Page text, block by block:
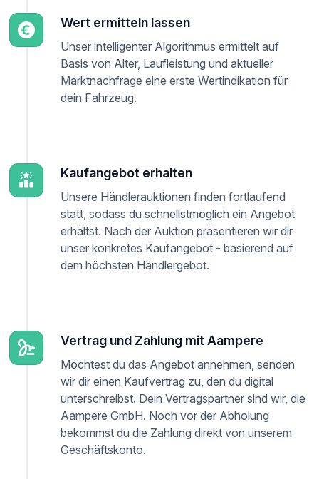
Wert ermitteln lassen
Unser intelligenter Algorithmus ermittelt auf
Basis von Alter, Laufleistung und aktueller
Marktnachfrage eine erste Wertindikation für
dein Fahrzeug.
Kaufangebot erhalten
Unsere Händlerauktionen finden fortlaufend
statt, sodass du schnellstmöglich ein Angebot
erhältst. Nach der Auktion präsentieren wir dir
unser konkretes Kaufangebot - basierend auf
dem höchsten Händlergebot.
Vertrag und Zahlung mit Aampere
Möchtest du das Angebot annehmen, senden
wir dir einen Kaufvertrag zu, den du digital
unterschreibst. Dein Vertragspartner sind wir, die
Aampere GmbH. Noch vor der Abholung
bekommst du die Zahlung direkt von unserem
Geschäftskonto.